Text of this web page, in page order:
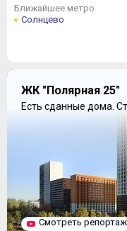
Ближайшее метро
Солнцево
ЖК "Полярная 25"
Есть сданные дома.
Смотреть репортаж